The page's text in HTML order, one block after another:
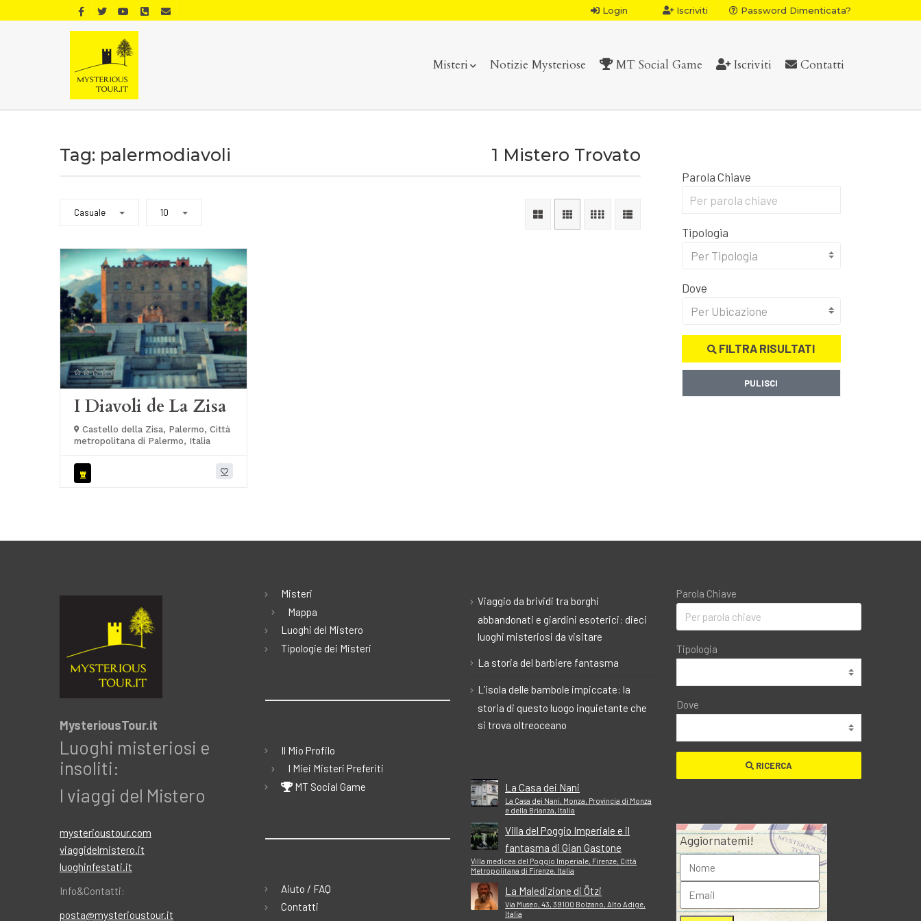
Login Iscriviti Password Dimenticata?
Misteri Notizie Mysteriose MT Social Game Iscriviti Contatti
Tag: palermodiavoli 1 Mistero Trovato
Casuale 10
I Diavoli de La Zisa
Castello della Zisa, Palermo, Città
metropolitana di Palermo, Italia
Parola Chiave
Tipologia
Per Tipologia
Dove
Per Ubicazione
FILTRA RISULTATI
PULISCI
MysteriousTour.it
Luoghi misteriosi e
insoliti:
I viaggi del Mistero
mysterioustour.com
viaggidelmistero.it
luoghinfestati.it
Info&Contatti:
posta@mysterioustour.it
Misteri
Mappa
Luoghi del Mistero
Tipologie dei Misteri
Il Mio Profilo
I Miei Misteri Preferiti
MT Social Game
Aiuto / FAQ
Contatti
Viaggio da brividi tra borghi
abbandonati e giardini esoterici: dieci
luoghi misteriosi da visitare
La storia del barbiere fantasma
L’isola delle bambole impiccate: la
storia di questo luogo inquietante che
si trova oltreoceano
La Casa dei Nani
La Casa dei Nani, Monza, Provincia di Monza
e della Brianza, Italia
Villa del Poggio Imperiale e il
fantasma di Gian Gastone
Villa medicea del Poggio Imperiale, Firenze, Città
Metropolitana di Firenze, Italia
La Maledizione di Ötzi
Via Museo, 43, 39100 Bolzano, Alto Adige,
Italia
Parola Chiave
Tipologia
Dove
RICERCA
Aggiornatemi!